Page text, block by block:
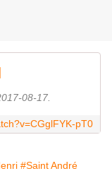
08-17.
pT0
#Saint André